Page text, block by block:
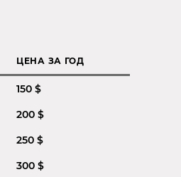
ЦЕНА ЗА ГОД
150 $
200 $
250 $
300 $